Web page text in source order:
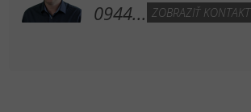
0944... ZOBRAZIŤ KONTAKT